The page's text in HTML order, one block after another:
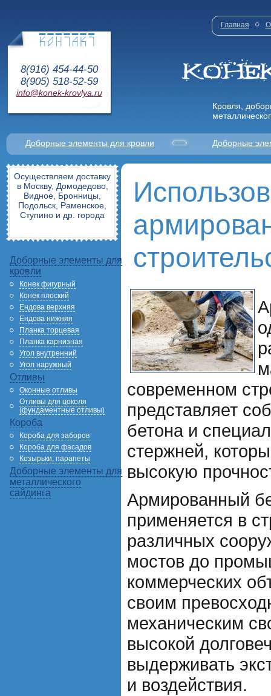
8(916) 454-44-50
8(905) 518-52-59
info@konek-krovlya.ru
Главная О
Кровля,
Доборные элементы для кровли Доборные
Осуществляем доставку
в Москву, Домодедово,
Видное, Бронницы,
Подольск, Раменское,
Ступино и др. города
Доборные элементы для
кровли
Конек фигурный
Конек плоский
Ендова верхняя
Ендова нижняя
Планка торцевая
Планка карнизная
Угол внутренний
Угол наружный
Отливы
Оконные отливы
Отливы для цоколя
(фундаментные отливы)
Короба
Короба для заборов
Короба для фасадов
Козырьки, парапеты
Доборные элементы для
металлического
сайдинга
современном
представляет
бетона и
стержней,
высокую
Армированный
применяется в
различных
мостов до
коммерческих
своим
механическим
высокой
выдерживать
и воздействия.